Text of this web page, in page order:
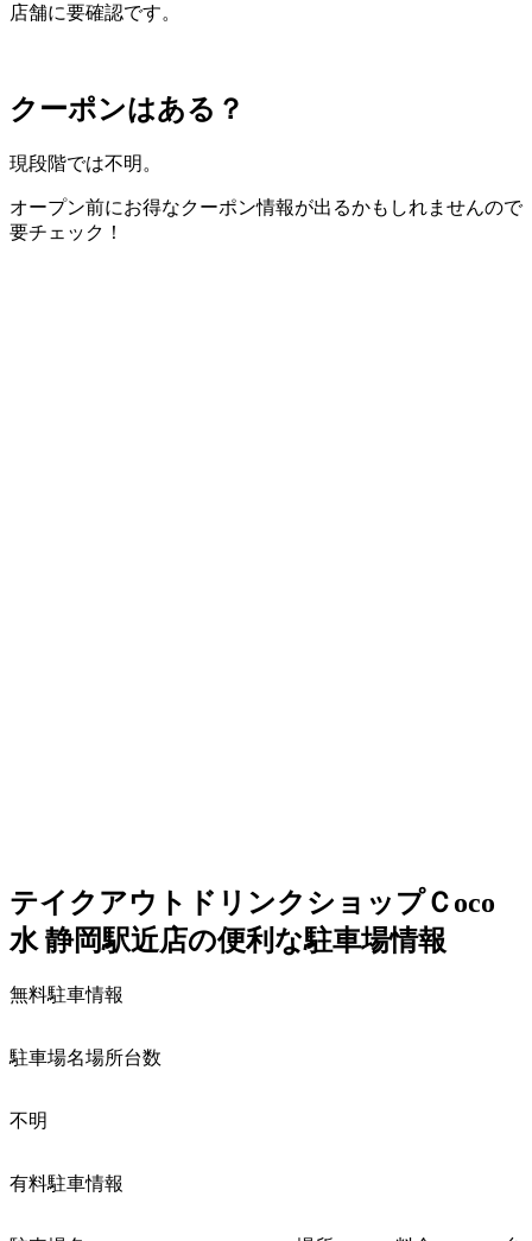
店舗に要確認です。
クーポンはある？
現段階では不明。
オープン前にお得なクーポン情報が出るかもしれませんので
要チェック！
テイクアウトドリンクショップＣoco
水 静岡駅近店の便利な駐車場情報
無料駐車情報
駐車場名場所台数
不明
有料駐車情報